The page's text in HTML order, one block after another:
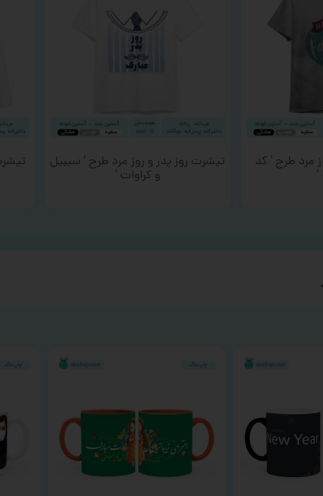
مرد طرح ‘ کد تیشرت روز پدر و روز مرد طرح ‘ سیبیل
و کراوات ‘